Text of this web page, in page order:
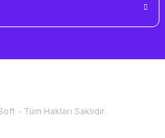
- Tüm Hakları Saklıdır.